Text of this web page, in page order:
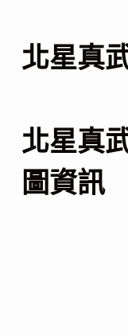
北星真
北星真
圖資訊